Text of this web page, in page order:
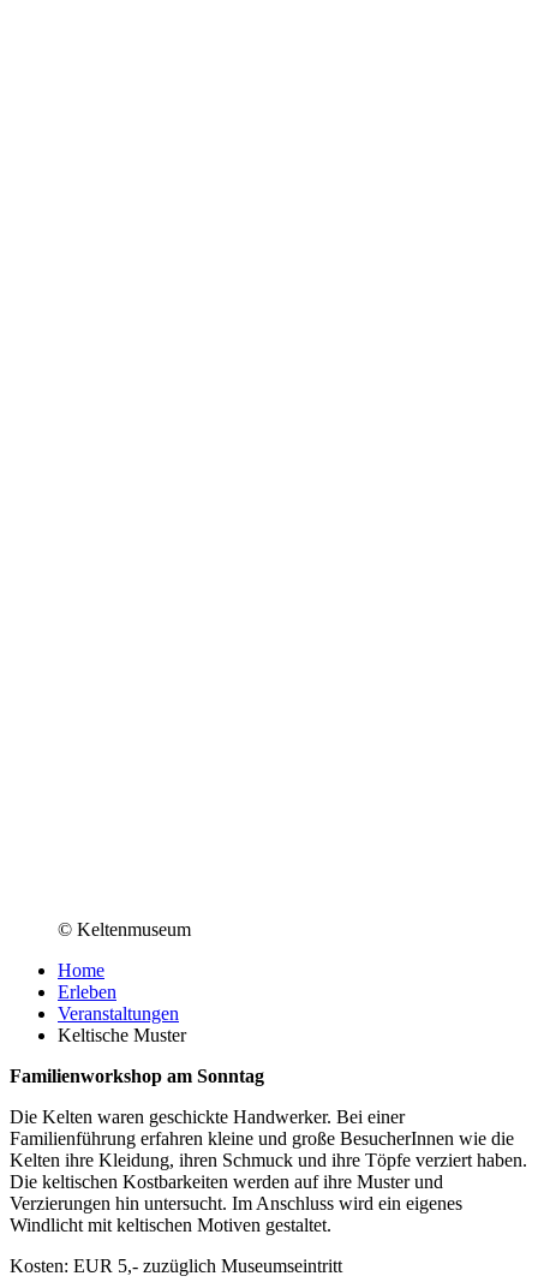
© Keltenmuseum
Home
Erleben
Veranstaltungen
Keltische Muster
Familienworkshop am Sonntag
Die Kelten waren geschickte Handwerker. Bei einer
Familienführung erfahren kleine und große BesucherInnen wie die
Kelten ihre Kleidung, ihren Schmuck und ihre Töpfe verziert haben.
Die keltischen Kostbarkeiten werden auf ihre Muster und
Verzierungen hin untersucht. Im Anschluss wird ein eigenes
Windlicht mit keltischen Motiven gestaltet.
Kosten: EUR 5,- zuzüglich Museumseintritt